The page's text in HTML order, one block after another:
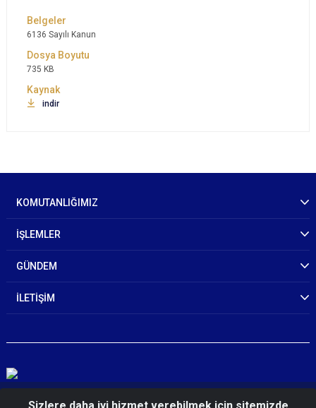
6136 Sayılı Kanun
735 KB
indir
KOMUTANLIĞIMIZ
İŞLEMLER
GÜNDEM
İLETİŞİM
© 2026 Muğla İl Jandarma Komutanlığı